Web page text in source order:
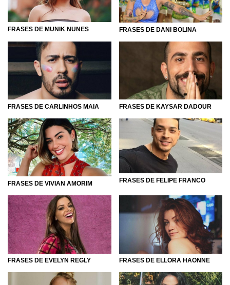
FRASES DE MUNIK NUNES FRASES DE DANI BOLINA
FRASES DE CARLINHOS MAIA FRASES DE KAYSAR DADOUR
FRASES DE VIVIAN AMORIM FRASES DE FELIPE FRANCO
FRASES DE EVELYN REGLY FRASES DE ELLORA HAONNE